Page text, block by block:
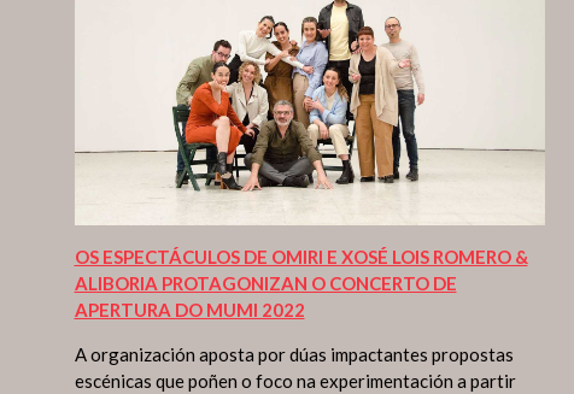
OS ESPECTÁCULOS DE OMIRI E XOSÉ LOIS ROMERO &
ALIBORIA PROTAGONIZAN O CONCERTO DE
APERTURA DO MUMI 2022
A organización aposta por dúas impactantes propostas
escénicas que poñen o foco na experimentación a partir